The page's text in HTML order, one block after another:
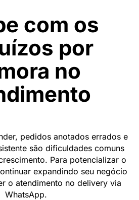
com os
por
no
pedidos anotados errados e
são dificuldades comuns
Para potencializar o
expandindo seu negócio
o atendimento no delivery via
WhatsApp.